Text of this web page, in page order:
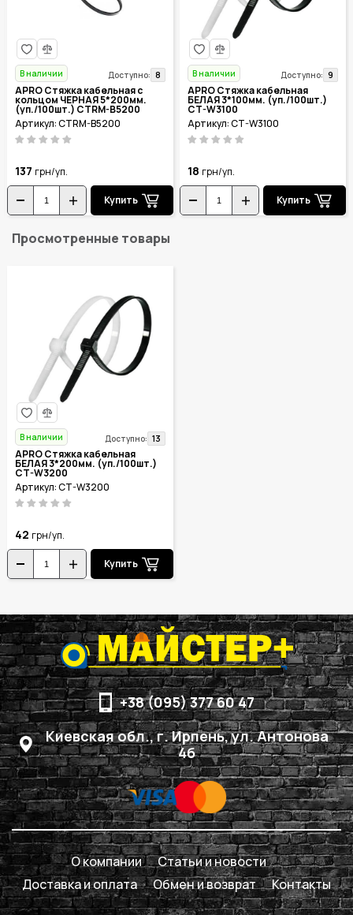
В наличии Доступно: 8
APRO Стяжка кабельная с
кольцом ЧЕРНАЯ 5*200мм.
(уп./100шт.) CTRM-B5200
Артикул: CTRM-B5200
137 грн/уп.
Купить
В наличии Доступно: 9
APRO Стяжка кабельная
БЕЛАЯ 3*100мм. (уп./100шт.)
CT-W3100
Артикул: CT-W3100
18 грн/уп.
Купить
Просмотренные товары
В наличии Доступно: 13
APRO Стяжка кабельная
БЕЛАЯ 3*200мм. (уп./100шт.)
CT-W3200
Артикул: CT-W3200
42 грн/уп.
Купить
+38 (095) 377 60 47
Киевская обл., г. Ирпень, ул. Антонова
4б
О компании
Статьи и новости
Доставка и оплата
Обмен и возврат Контакты